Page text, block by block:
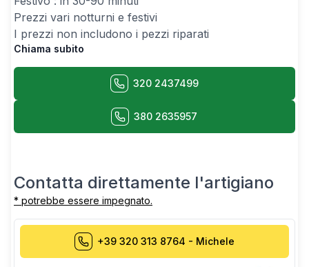
Prezzi vari notturni e festivi
I prezzi non includono i pezzi riparati
Chiama subito
320 2437499
380 2635957
Contatta direttamente l'artigiano
* potrebbe essere impegnato.
+39 320 313 8764 - Michele